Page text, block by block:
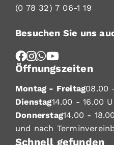
(0 78 32) 7 06-1 19
Besuchen Sie uns
Öffnungszeiten
Montag - Freitag08.00
Dienstag14.00 - 16.00
Donnerstag14.00 -
und nach
Schnell gefunden